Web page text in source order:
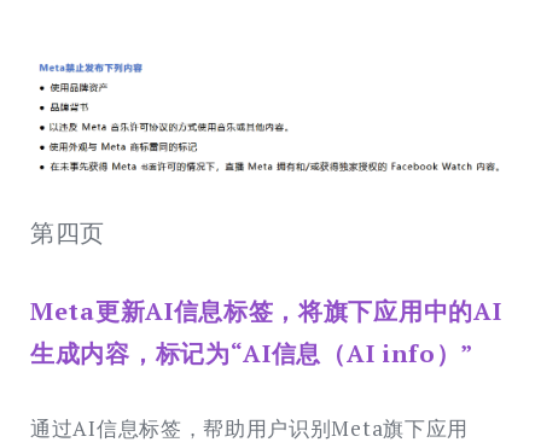
第四页
Meta更新AI信息标签，将旗下应用中的AI
生成内容，标记为“AI信息（AI info）”
通过AI信息标签，帮助用户识别Meta旗下应用